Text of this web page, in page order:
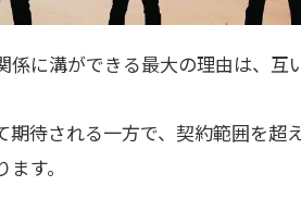
に溝ができる最大の理由は、互
期待される一方で、契約範囲を超
す。